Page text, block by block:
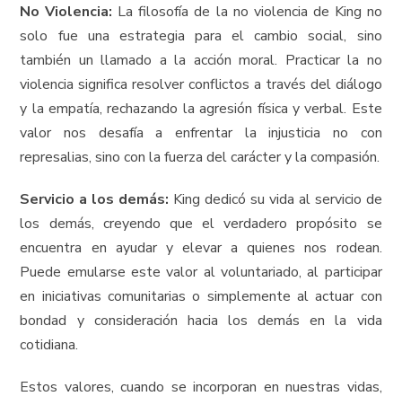
No Violencia: La filosofía de la no violencia de King no
solo fue una estrategia para el cambio social, sino
también un llamado a la acción moral. Practicar la no
violencia significa resolver conflictos a través del diálogo
y la empatía, rechazando la agresión física y verbal. Este
valor nos desafía a enfrentar la injusticia no con
represalias, sino con la fuerza del carácter y la compasión.
Servicio a los demás: King dedicó su vida al servicio de
los demás, creyendo que el verdadero propósito se
encuentra en ayudar y elevar a quienes nos rodean.
Puede emularse este valor al voluntariado, al participar
en iniciativas comunitarias o simplemente al actuar con
bondad y consideración hacia los demás en la vida
cotidiana.
Estos valores, cuando se incorporan en nuestras vidas,